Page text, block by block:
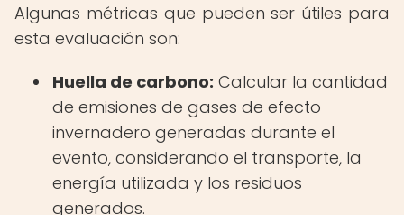
Algunas métricas que pueden ser útiles para
esta evaluación son:
Huella de carbono: Calcular la cantidad
de emisiones de gases de efecto
invernadero generadas durante el
evento, considerando el transporte, la
energía utilizada y los residuos
generados.